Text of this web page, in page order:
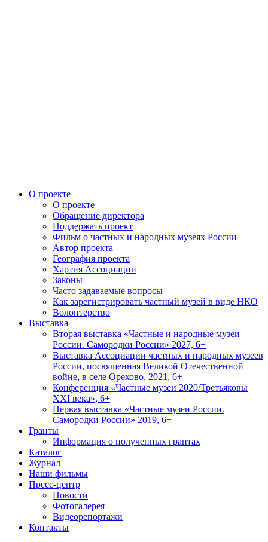
О проекте
О проекте
Обращение директора
Поддержать проект
Фильм о частных и народных музеях России
Автор проекта
География проекта
Хартия Ассоциации
Законы
Часто задаваемые вопросы
Как зарегистрировать частный музей в виде НКО
Волонтерство
Выставка
Вторая выставка «Частные и народные музеи
России. Самородки России» 2027, 6+
Выставка Ассоциации частных и народных музеев
России, посвященная Великой Отечественной
войне, в селе Орехово, 2021, 6+
Конференция «Частные музеи 2020/Третьяковы
XXI века», 6+
Первая выставка «Частные музеи России.
Самородки России» 2019, 6+
Гранты
Информация о полученных грантах
Каталог
Журнал
Наши фильмы
Пресс-центр
Новости
Фотогалерея
Видеорепортажи
Контакты